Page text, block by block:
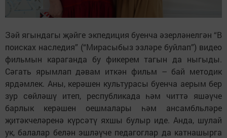
Зәй ягындагы җәйге экпедиция буенча әзерләнелгән “В
поисках наследия” (“Мирасыбыз эзләре буйлап”) видео
фильмын караганда бу фикерем тагын да ныгыды.
Сәгать ярымлап дәвам иткән фильм – бай методик
ярдәмлек. Аны, керәшен культурасы буенча аерым бер
зур сөйләшү итеп, республикада һәм читтә яшәүче
барлык керәшен оешмалары һәм ансамбльләре
җитәкчеләренә күрсәтү яхшы булыр иде. Анда, шулай
ук, балалар белән эшләүче педагоглар да катнашырга